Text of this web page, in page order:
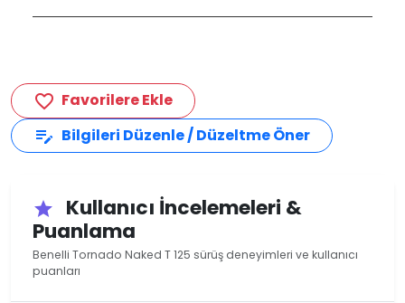
favorite_border Favorilere Ekle
edit_note Bilgileri Düzenle / Düzeltme Öner
star
Kullanıcı İncelemeleri &
Puanlama
Benelli Tornado Naked T 125 sürüş deneyimleri ve kullanıcı
puanları